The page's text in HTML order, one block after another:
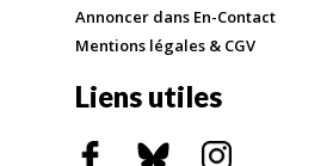
Annoncer dans En-Contact
Mentions légales & CGV
Liens utiles